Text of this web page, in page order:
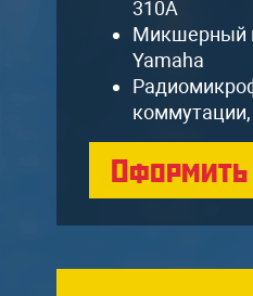
310A
Микшерный
Yamaha
Оформить